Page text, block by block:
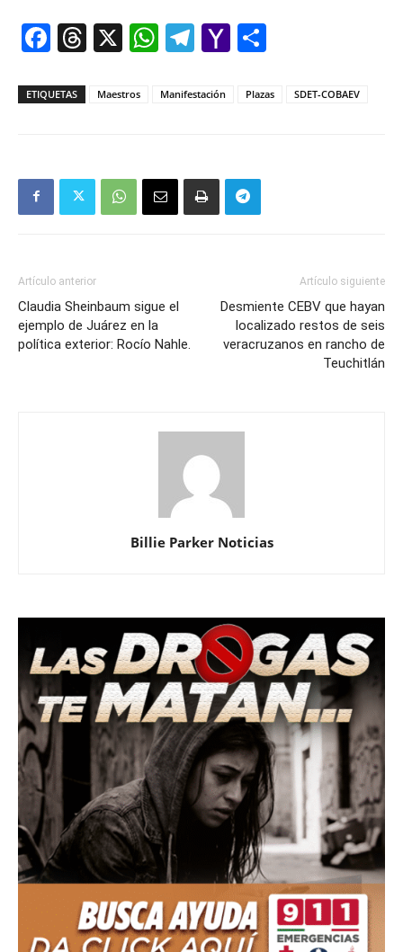
Facebook
Threads
X WhatsApp
Telegram
Yahoo
ETIQUETAS Maestros Manifestación Plazas SDET-COBAEV
Artículo anterior
Claudia Sheinbaum sigue el
ejemplo de Juárez en la
política exterior: Rocío Nahle.
Artículo siguiente
Desmiente CEBV que hayan
localizado restos de seis
veracruzanos en rancho de
Teuchitlán
Billie Parker Noticias